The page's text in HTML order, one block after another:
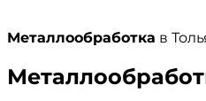
Металлообработка в